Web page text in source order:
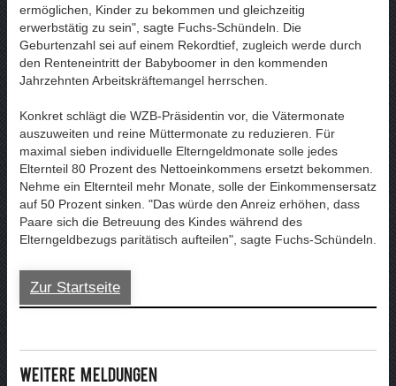
ermöglichen, Kinder zu bekommen und gleichzeitig
erwerbstätig zu sein", sagte Fuchs-Schündeln. Die
Geburtenzahl sei auf einem Rekordtief, zugleich werde durch
den Renteneintritt der Babyboomer in den kommenden
Jahrzehnten Arbeitskräftemangel herrschen.
Konkret schlägt die WZB-Präsidentin vor, die Vätermonate
auszuweiten und reine Müttermonate zu reduzieren. Für
maximal sieben individuelle Elterngeldmonate solle jedes
Elternteil 80 Prozent des Nettoeinkommens ersetzt bekommen.
Nehme ein Elternteil mehr Monate, solle der Einkommensersatz
auf 50 Prozent sinken. "Das würde den Anreiz erhöhen, dass
Paare sich die Betreuung des Kindes während des
Elterngeldbezugs paritätisch aufteilen", sagte Fuchs-Schündeln.
Zur Startseite
Weitere Meldungen